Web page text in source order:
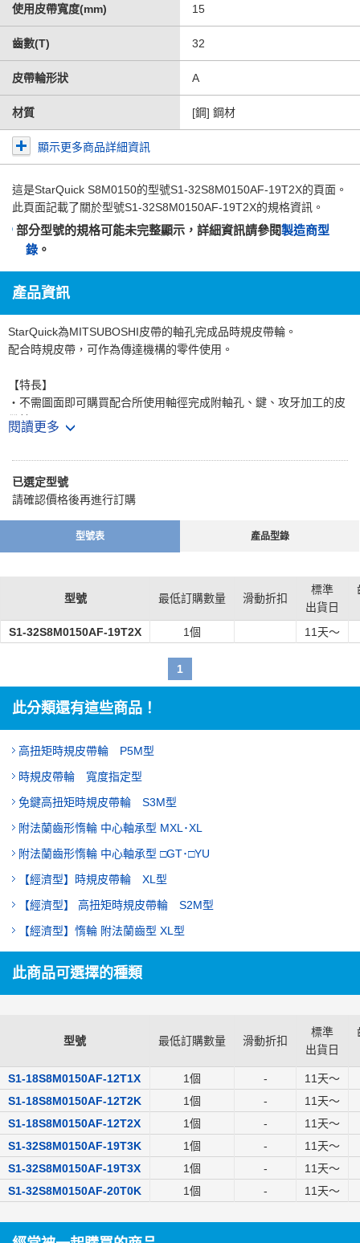
使用皮帶寬度(mm) 15
齒數(T) 32
皮帶輪形狀 A
材質 [鋼] 鋼材
顯示更多商品詳細資訊
這是StarQuick S8M0150的型號S1-32S8M0150AF-19T2X的頁面。
此頁面記載了關於型號S1-32S8M0150AF-19T2X的規格資訊。
部分型號的規格可能未完整顯示，詳細資訊請參閱製造商型
錄 。
產品資訊
StarQuick為MITSUBOSHI皮帶的軸孔完成品時規皮帶輪。
配合時規皮帶，可作為傳達機構的零件使用。
【特長】
・不需圖面即可購買配合所使用軸徑完成附軸孔、鍵、攻牙加工的皮
帶輪。
【用途】
・從工作機械、射出成形機等大型機械到影印機或印表機等OA設備，
廣泛使用於多種裝置。
閱讀更多
已選定型號
請確認價格後再進行訂購
型號表 產品型錄
型號 最低訂購數量 滑動折扣
標準
出貨日
S1-32S8M0150AF-19T2X 1個 11 天～
1
此分類還有這些商品！
高扭矩時規皮帶輪 P5M型
時規皮帶輪 寬度指定型
免鍵高扭矩時規皮帶輪 S3M型
附法蘭齒形惰輪 中心軸承型 MXL･XL
附法蘭齒形惰輪 中心軸承型 □GT･□YU
【經濟型】時規皮帶輪 XL型
【經濟型】 高扭矩時規皮帶輪 S2M型
【經濟型】惰輪 附法蘭齒型 XL型
此商品可選擇的種類
型號 最低訂購數量 滑動折扣
標準
出貨日
S1-18S8M0150AF-12T1X 1個 - 11 天～
S1-18S8M0150AF-12T2K
1個 - 11 天～
S1-18S8M0150AF-12T2X
1個 - 11 天～
S1-32S8M0150AF-19T3K
1個 - 11 天～
S1-32S8M0150AF-19T3X
1個 - 11 天～
S1-32S8M0150AF-20T0K
1個 - 11 天～